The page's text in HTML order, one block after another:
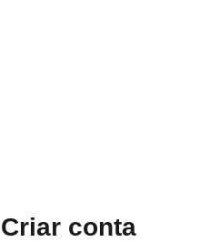
Criar conta